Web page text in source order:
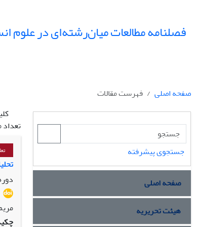
فصلنامه مطالعات میان‌رشته‌ای در علوم
صفحه اصلی
فهرست مقالات
تعداد
دوره 16، شماره 4، پاییز
جستجوی پیشرفته
صفحه اصلی
هیئت تحریریه